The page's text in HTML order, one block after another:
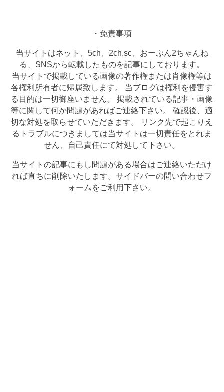
・免責事項
当サイトはネット、5ch、2ch.sc、おーぷん2ちゃんね
る、SNSから転載したものを記事にしております。
当サイトで掲載している画像の著作権または肖像権等は
各権利所有者に帰属致します。 当ブログは権利を侵害す
る目的は一切御座いません。 掲載されている記事・画像
等に関して何か問題があればご連絡下さい。 確認後、適
切な対処を取らせていただきます。 リンク先で起こりえ
るトラブルにつきましては当サイトは一切責任をとれま
せん、自己責任にて対処して下さい。
当サイトの記事にもし問題がある場合はご連絡いただけ
れば直ちに削除いたします。サイドバーの問い合わせフ
ォームをご利用下さい。